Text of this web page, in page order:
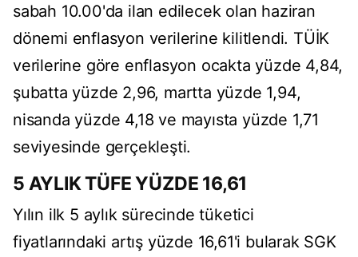
sabah 10.00'da ilan edilecek olan haziran
dönemi enflasyon verilerine kilitlendi. TÜİK
verilerine göre enflasyon ocakta yüzde 4,84,
şubatta yüzde 2,96, martta yüzde 1,94,
nisanda yüzde 4,18 ve mayısta yüzde 1,71
seviyesinde gerçekleşti.
5 AYLIK TÜFE YÜZDE 16,61
Yılın ilk 5 aylık sürecinde tüketici
fiyatlarındaki artış yüzde 16,61'i bularak SGK